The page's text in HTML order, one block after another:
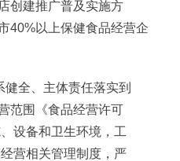
创建推广普及实施方
40%以上保健食品经营企
全、主体责任落实到
范围《食品经营许可
设备和卫生环境，工
营相关管理制度，严